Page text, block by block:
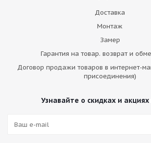
Доставка
Монтаж
Замер
Гарантия на товар. возврат и
Договор продажи товаров в интернет-
присоединения)
Узнавайте о скидках и